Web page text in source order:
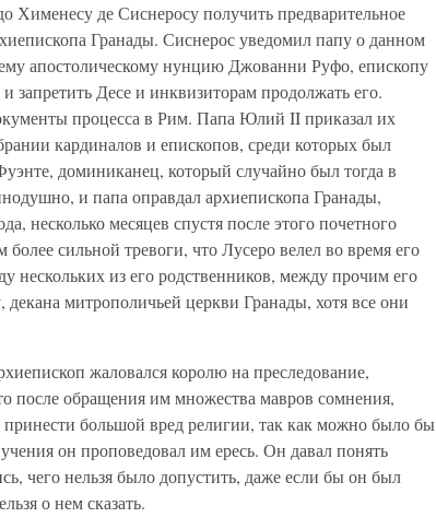
Хименесу де Сиснеросу получить предварительное
Гранады. Сиснерос уведомил папу о данном
апостолическому нунцию Джованни Руфо, епископу
запретить Десе и инквизиторам продолжать его.
процесса в Рим. Папа Юлий II приказал их
кардиналов и епископов, среди которых был
доминиканец, который случайно был тогда в
и папа оправдал архиепископа Гранады,
несколько месяцев спустя после этого почетного
более сильной тревоги, что Лусеро велел во время его
нескольких из его родственников, между прочим его
митрополичьей церкви Гранады, хотя все они
жаловался королю на преследование,
после обращения им множества мавров сомнения,
большой вред религии, так как можно было бы
он проповедовал им ересь. Он давал понять
чего нельзя было допустить, даже если бы он был
о нем сказать.